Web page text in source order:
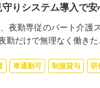
りシステム導入で安
夜勤専従のパート介
勤だけで無理なく働きた...
車通勤可 制服貸与 研